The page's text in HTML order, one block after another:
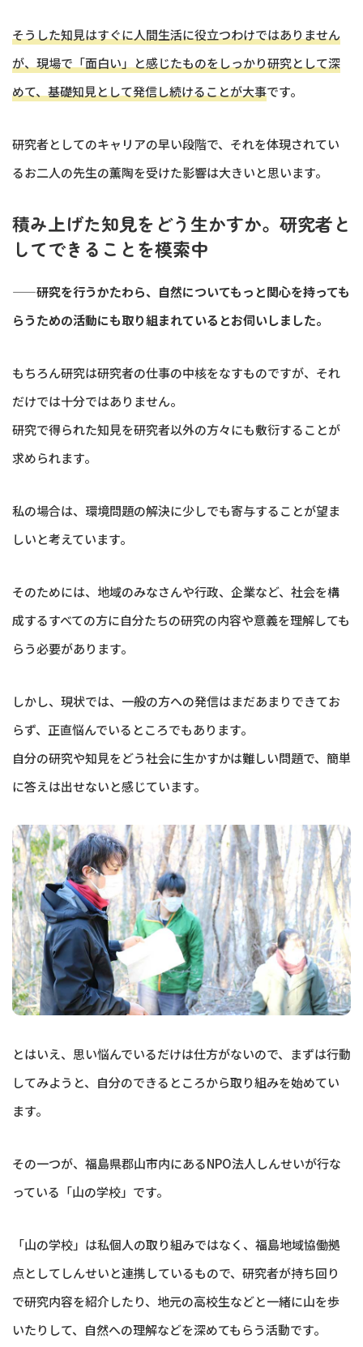
そうした知見はすぐに人間生活に役立つわけではありません
が、現場で「面白い」と感じたものをしっかり研究として深
めて、基礎知見として発信し続けることが大事です。
研究者としてのキャリアの早い段階で、それを体現されてい
るお二人の先生の薫陶を受けた影響は大きいと思います。
積み上げた知見をどう生かすか。研究者と
してできることを模索中
——研究を行うかたわら、自然についてもっと関心を持っても
らうための活動にも取り組まれているとお伺いしました。
もちろん研究は研究者の仕事の中核をなすものですが、それ
だけでは十分ではありません。
研究で得られた知見を研究者以外の方々にも敷衍することが
求められます。
私の場合は、環境問題の解決に少しでも寄与することが望ま
しいと考えています。
そのためには、地域のみなさんや行政、企業など、社会を構
成するすべての方に自分たちの研究の内容や意義を理解しても
らう必要があります。
しかし、現状では、一般の方への発信はまだあまりできてお
らず、正直悩んでいるところでもあります。
自分の研究や知見をどう社会に生かすかは難しい問題で、簡単
に答えは出せないと感じています。
とはいえ、思い悩んでいるだけは仕方がないので、まずは行動
してみようと、自分のできるところから取り組みを始めてい
ます。
その一つが、福島県郡山市内にあるNPO法人しんせいが行な
っている「山の学校」です。
「山の学校」は私個人の取り組みではなく、福島地域協働拠
点としてしんせいと連携しているもので、研究者が持ち回り
で研究内容を紹介したり、地元の高校生などと一緒に山を歩
いたりして、自然への理解などを深めてもらう活動です。